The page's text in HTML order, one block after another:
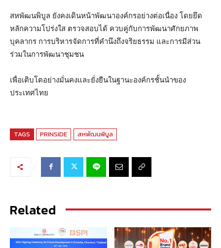
สหพัฒนพิบูล ยังคงเดินหน้าพัฒนาองค์กรอย่างต่อเนื่อง โดยยึด
หลักความโปร่งใส ตรวจสอบได้ ควบคู่กับการพัฒนาศักยภาพ
บุคลากร การบริหารจัดการที่คำนึงถึงจริยธรรม และการมีส่วน
ร่วมในการพัฒนาชุมชน
เพื่อเติบโตอย่างมั่นคงและยั่งยืนในฐานะองค์กรชั้นนำของ
ประเทศไทย
TAGS PRINSIDE สหพัฒนพิบูล
Related